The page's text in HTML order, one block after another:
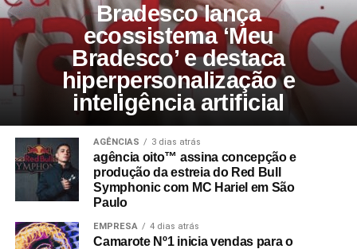
Bradesco lança
ecossistema ‘Meu
Bradesco’ e destaca
hiperpersonalização e
inteligência artificial
AGÊNCIAS 3 dias atrás
agência oito™ assina concepção e
produção da estreia do Red Bull
Symphonic com MC Hariel em São
Paulo
EMPRESA 4 dias atrás
Camarote Nº1 inicia vendas para o